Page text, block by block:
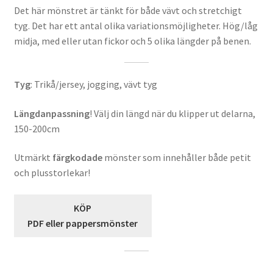
Nitar
Snören
Press, insatser
Vinyltryck
Det här mönstret är tänkt för både vävt och stretchigt
tyg. Det har ett antal olika variationsmöjligheter. Hög/låg
midja, med eller utan fickor och 5 olika längder på benen.
Tyg: Trikå/jersey, jogging, vävt tyg
Längdanpassning! Välj din längd när du klipper ut delarna,
150-200cm
Utmärkt färgkodade mönster som innehåller både petit
och plusstorlekar!
KÖP
PDF eller pappersmönster